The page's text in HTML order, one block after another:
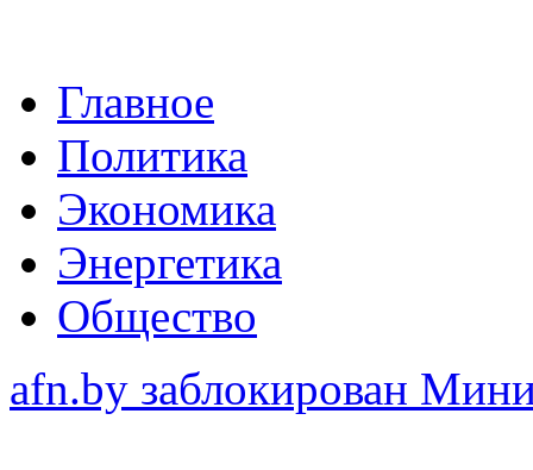
Главное
Политика
Экономика
Энергетика
Общество
afn.by заблокирован